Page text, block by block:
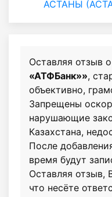
АСТАНЫ
Оставляя отзыв
«АТФБанк»»,
объективно,
Запрещены
нарушающие
Казахстана,
После
время будут
Оставляя отзыв,
что несёте